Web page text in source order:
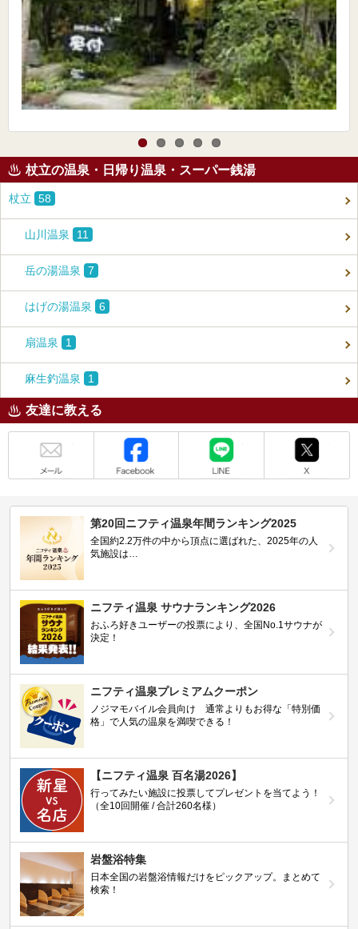
杖立の温泉・日帰り温泉・スーパー銭湯
杖立 58
山川温泉 11
岳の湯温泉 7
はげの湯温泉 6
扇温泉 1
麻生釣温泉 1
友達に教える
第20回ニフティ温泉年間ランキング2025
全国約2.2万件の中から頂点に選ばれた、2025年の人
気施設は…
ニフティ温泉 サウナランキング2026
おふろ好きユーザーの投票により、全国No.1サウナが
決定！
ニフティ温泉プレミアムクーポン
ノジマモバイル会員向け 通常よりもお得な「特別価
格」で人気の温泉を満喫できる！
【ニフティ温泉 百名湯2026】
行ってみたい施設に投票してプレゼントを当てよう！
（全10回開催 / 合計260名様）
岩盤浴特集
日本全国の岩盤浴情報だけをピックアップ。まとめて
検索！